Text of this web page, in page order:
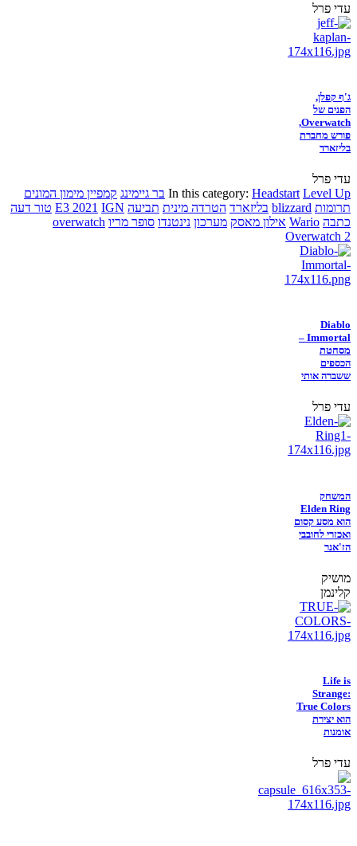
עדי פרל
ג'ף קפלן,
הפנים של
Overwatch,
פורש מחברת
בליזארד
עדי פרל
In this category: Headstart Level Up בר גיימינג קמפיין מימון המונים
תרומות blizzard בליזארד הטרדה מינית תביעה E3 2021 IGN
טור דעה
כתבה Wario אילון מאסק מערכון נינטנדו סופר מריו overwatch
Overwatch 2
Diablo
Immortal –
מסחטת
הכספים
ששברה אותי
עדי פרל
המשחק
Elden Ring
הוא מסע קסום
ואכזרי לחובבי
הז'אנר
מושיק
קלינמן
Life is
Strange:
True Colors
הוא יצירת
אומנות
עדי פרל